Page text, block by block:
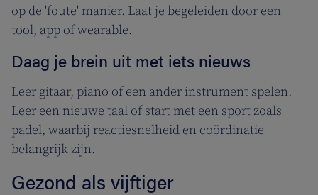
op de 'foute' manier. Laat je begeleiden door een
tool, app of wearable.
Daag je brein uit met iets nieuws
Leer gitaar, piano of een ander instrument spelen.
Leer een nieuwe taal of start met een sport zoals
padel, waarbij reactiesnelheid en coördinatie
belangrijk zijn.
Gezond als vijftiger